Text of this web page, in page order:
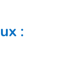
: